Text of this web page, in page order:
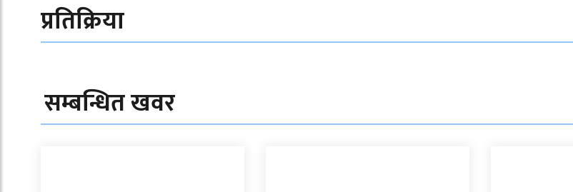
प्रतिक्रिया
सम्बन्धित खवर